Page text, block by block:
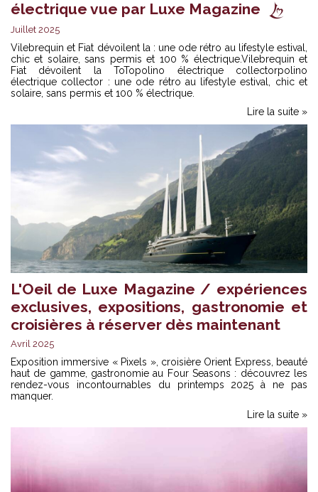
électrique vue par Luxe Magazine
Juillet 2025
Vilebrequin et Fiat dévoilent la : une ode rétro au lifestyle estival,
chic et solaire, sans permis et 100 % électrique.Vilebrequin et
Fiat dévoilent la ToTopolino électrique collectorpolino
électrique collector : une ode rétro au lifestyle estival, chic et
solaire, sans permis et 100 % électrique.
Lire la suite »
L'Oeil de Luxe Magazine / expériences
exclusives, expositions, gastronomie et
croisières à réserver dès maintenant
Avril 2025
Exposition immersive « Pixels », croisière Orient Express, beauté
haut de gamme, gastronomie au Four Seasons : découvrez les
rendez-vous incontournables du printemps 2025 à ne pas
manquer.
Lire la suite »